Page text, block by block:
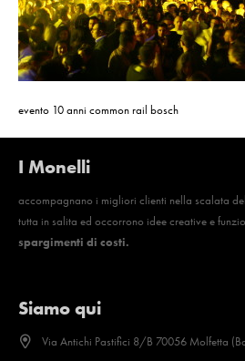
evento 10 anni common rail bosch
I Monelli
accompagnano i migliori clienti nella scalata
tutta in salita ed occorrono idee creative e
spargimenti di costi.
Siamo qui
Via Antichi Pastifici 8/B 70056 Molfetta